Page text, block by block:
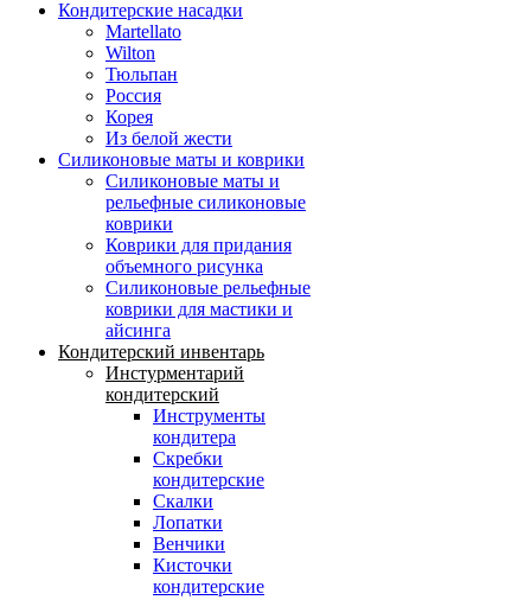
Кондитерские насадки
Martellato
Wilton
Тюльпан
Россия
Корея
Из белой жести
Силиконовые маты и коврики
Силиконовые маты и
рельефные силиконовые
коврики
Коврики для придания
объемного рисунка
Силиконовые рельефные
коврики для мастики и
айсинга
Кондитерский инвентарь
Инстурментарий
кондитерский
Инструменты
кондитера
Скребки
кондитерские
Скалки
Лопатки
Венчики
Кисточки
кондитерские